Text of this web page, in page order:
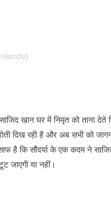
खान घर में निमृत को ताना
दिख रही है और अब सभी को
है कि सौंदर्या के एक कदम ने
जाएगी या नहीं।